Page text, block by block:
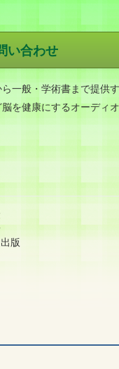
い合わせ
一般・学術書まで提供
を健康にするオーディ
版